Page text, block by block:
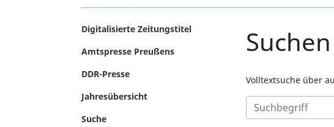
Digitalisierte Zeitungstitel
Amtspresse Preußens
DDR-Presse
Jahresübersicht
Suche
Suchen
Volltextsuche über